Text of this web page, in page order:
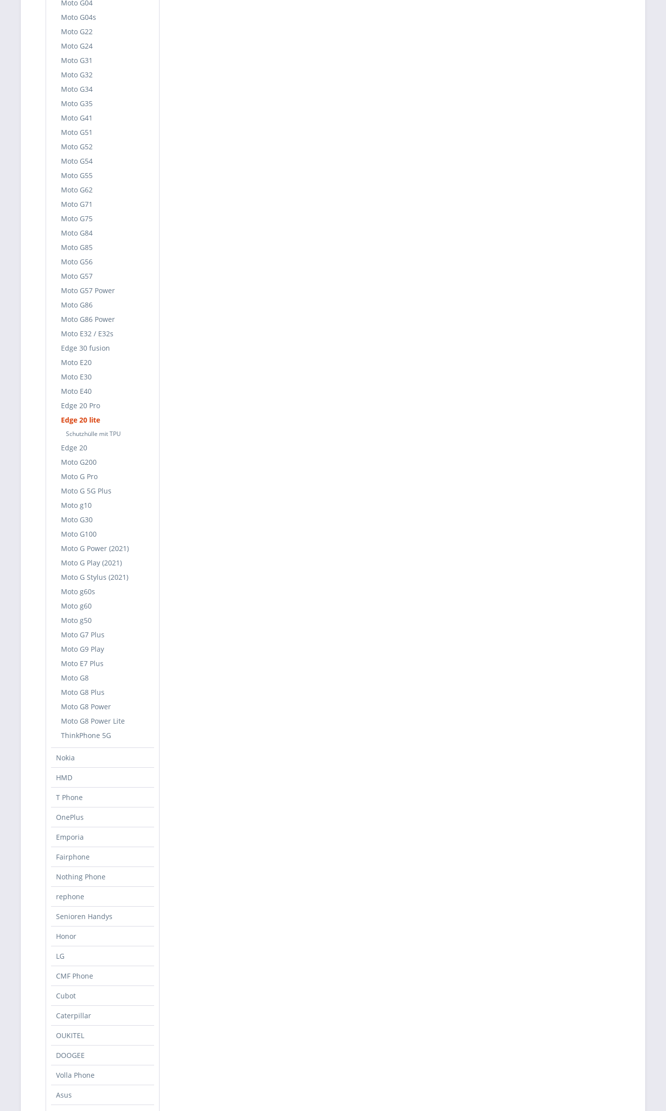
Moto G04
Moto G04s
Moto G22
Moto G24
Moto G31
Moto G32
Moto G34
Moto G35
Moto G41
Moto G51
Moto G52
Moto G54
Moto G55
Moto G62
Moto G71
Moto G75
Moto G84
Moto G85
Moto G56
Moto G57
Moto G57 Power
Moto G86
Moto G86 Power
Moto E32 / E32s
Edge 30 fusion
Moto E20
Moto E30
Moto E40
Edge 20 Pro
Edge 20 lite
Schutzhülle mit TPU
Edge 20
Moto G200
Moto G Pro
Moto G 5G Plus
Moto g10
Moto G30
Moto G100
Moto G Power (2021)
Moto G Play (2021)
Moto G Stylus (2021)
Moto g60s
Moto g60
Moto g50
Moto G7 Plus
Moto G9 Play
Moto E7 Plus
Moto G8
Moto G8 Plus
Moto G8 Power
Moto G8 Power Lite
ThinkPhone 5G
Nokia
HMD
T Phone
OnePlus
Emporia
Fairphone
Nothing Phone
rephone
Senioren Handys
Honor
LG
CMF Phone
Cubot
Caterpillar
OUKITEL
DOOGEE
Volla Phone
Asus